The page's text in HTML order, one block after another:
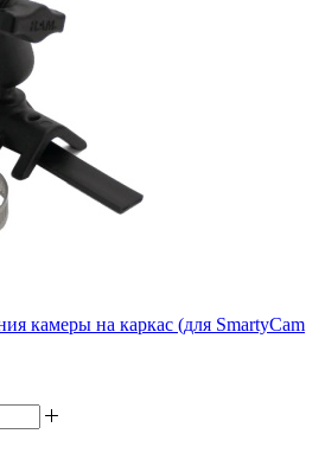
камеры на каркас (для SmartyCam